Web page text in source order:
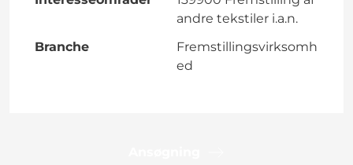
andre tekstiler i.a.n.
Branche
Fremstillingsvirksomh
ed